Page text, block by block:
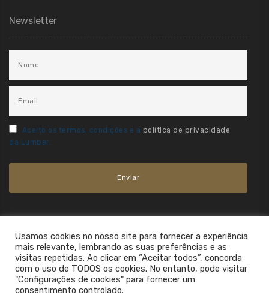
Newsletter
Aceito os termos, condições e a política de privacidade
da Lumber.
Usamos cookies no nosso site para fornecer a experiência
mais relevante, lembrando as suas preferências e as
visitas repetidas. Ao clicar em “Aceitar todos”, concorda
com o uso de TODOS os cookies. No entanto, pode visitar
"Configurações de cookies" para fornecer um
consentimento controlado.